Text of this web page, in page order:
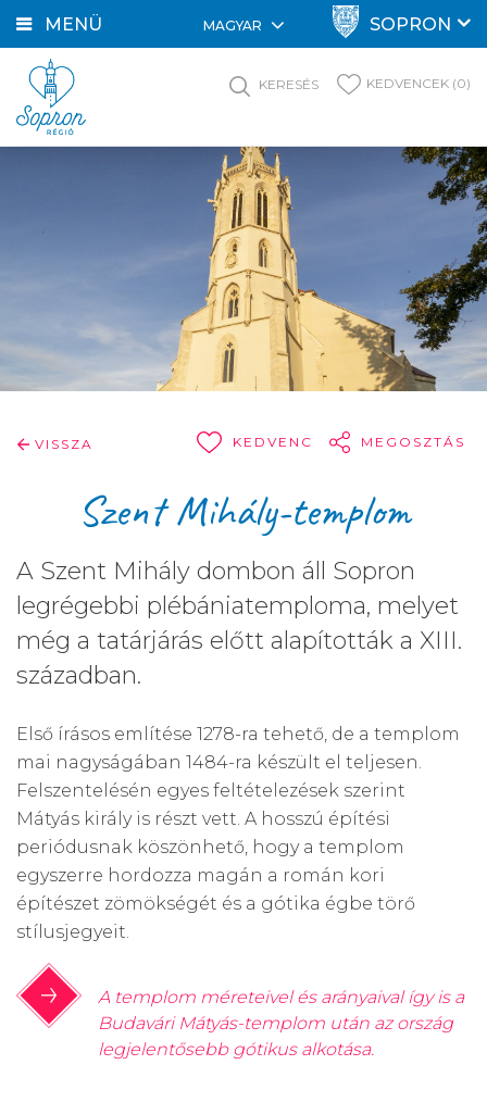
MENÜ MAGYAR SOPRON
KERESÉS KEDVENCEK (0)
VISSZA KEDVENC MEGOSZTÁS
Szent Mihály-templom
A Szent Mihály dombon áll Sopron
legrégebbi plébániatemploma, melyet
még a tatárjárás előtt alapították a XIII.
században.
Első írásos említése 1278-ra tehető, de a templom
mai nagyságában 1484-ra készült el teljesen.
Felszentelésén egyes feltételezések szerint
Mátyás király is részt vett. A hosszú építési
periódusnak köszönhető, hogy a templom
egyszerre hordozza magán a román kori
építészet zömökségét és a gótika égbe törő
stílusjegyeit.
A templom méreteivel és arányaival így is a
Budavári Mátyás-templom után az ország
legjelentősebb gótikus alkotása.